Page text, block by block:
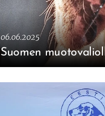
06.06.2025
Suomen